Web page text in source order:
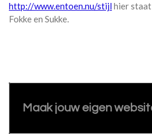
http://www.entoen.nu/stijlhier
Fokke en Sukke.
Maak jouw eigen